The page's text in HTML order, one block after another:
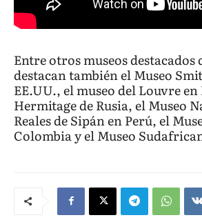
Entre otros museos destacados
destacan también el Museo
EE.UU., el museo del Louvre
Hermitage de Rusia, el Museo
Reales de Sipán en Perú, el
Colombia y el Museo